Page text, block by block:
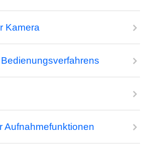
Kamera
Aufnahmefunktionen